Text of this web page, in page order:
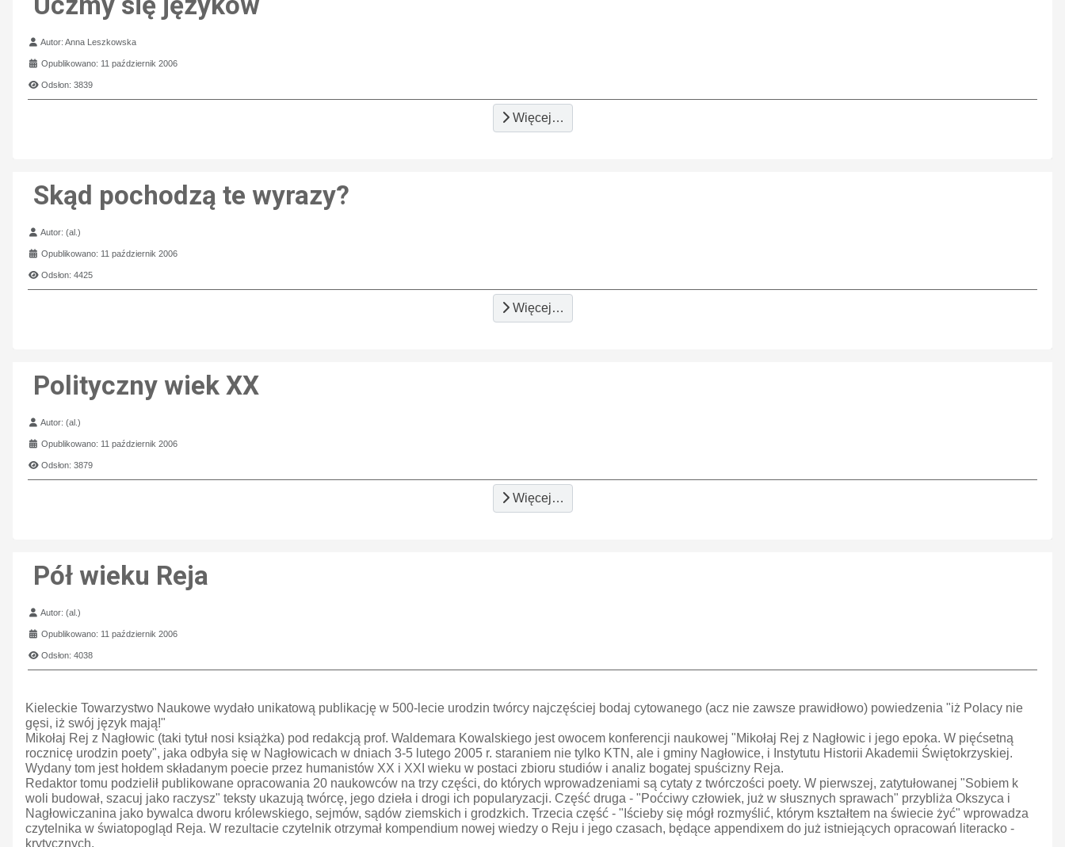
Szczegóły
Autor:Anna Leszkowska
Opublikowano: 11 październik 2006
Odsłon: 3839
Więcej…
Skąd pochodzą te wyrazy?
Szczegóły
Autor:(al.)
Opublikowano: 11 październik 2006
Odsłon: 4425
Więcej…
Polityczny wiek XX
Szczegóły
Autor:(al.)
Opublikowano: 11 październik 2006
Odsłon: 3879
Więcej…
Pół wieku Reja
Szczegóły
Autor:(al.)
Opublikowano: 11 październik 2006
Odsłon: 4038
Kieleckie Towarzystwo Naukowe wydało unikatową publikację w 500-lecie urodzin twórcy najczęściej bodaj cytowanego (acz nie zawsze prawidłowo) powiedzenia "iż Polacy nie
gęsi, iż swój język mają!"
Mikołaj Rej z Nagłowic (taki tytuł nosi książka) pod redakcją prof. Waldemara Kowalskiego jest owocem konferencji naukowej "Mikołaj Rej z Nagłowic i jego epoka. W pięćsetną
rocznicę urodzin poety", jaka odbyła się w Nagłowicach w dniach 3-5 lutego 2005 r. staraniem nie tylko KTN, ale i gminy Nagłowice, i Instytutu Historii Akademii Świętokrzyskiej.
Wydany tom jest hołdem składanym poecie przez humanistów XX i XXI wieku w postaci zbioru studiów i analiz bogatej spuścizny Reja.
Redaktor tomu podzielił publikowane opracowania 20 naukowców na trzy części, do których wprowadzeniami są cytaty z twórczości poety. W pierwszej, zatytułowanej "Sobiem k
woli budował, szacuj jako raczysz" teksty ukazują twórcę, jego dzieła i drogi ich popularyzacji. Część druga - "Poćciwy człowiek, już w słusznych sprawach" przybliża Okszyca i
Nagłowiczanina jako bywalca dworu królewskiego, sejmów, sądów ziemskich i grodzkich. Trzecia część - "Iścieby się mógł rozmyślić, którym kształtem na świecie żyć" wprowadza
czytelnika w światopogląd Reja. W rezultacie czytelnik otrzymał kompendium nowej wiedzy o Reju i jego czasach, będące appendixem do już istniejących opracowań literacko -
krytycznych.